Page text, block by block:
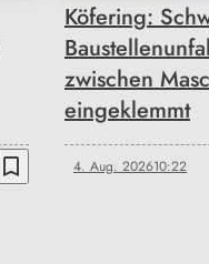
bookmark_border
Köfering:
zwischen
eingeklemmt
4. Aug. 202610:22